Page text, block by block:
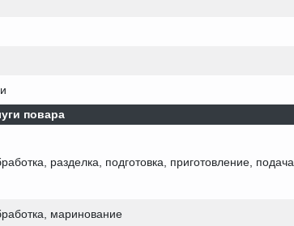
повара
разделка, подготовка, приготовление, подача
маринование